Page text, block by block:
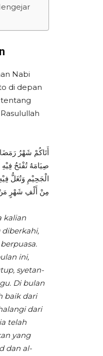
Nabi
di depan
أَتَاكُمْ شَهْرُ
صِيَامَهُ تُفْتَحُ فِيْهِ
الْجَحِيْمِ وَتُغَلُّ
مِنْ أَلْفِ شَهْرٍ
kalian
diberkahi,
ini,
syetan-
Di bulan
baik dari
dari
telah
yang
dan al-